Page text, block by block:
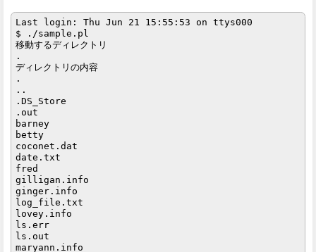
Last login: Thu Jun 21 15:55:53 on ttys000
$ ./sample.pl
移動するディレクトリ
.
ディレクトリの内容
.
..
.DS_Store
.out
barney
betty
coconet.dat
date.txt
fred
gilligan.info
ginger.info
log_file.txt
lovey.info
ls.err
ls.out
maryann.info